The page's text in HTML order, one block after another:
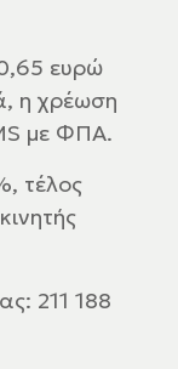
ευρώ
η χρέωση
με ΦΠΑ.
τέλος
211 188